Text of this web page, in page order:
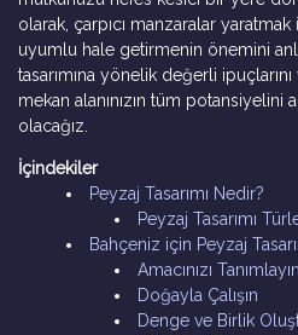
olarak, çarpıcı manzaralar
uyumlu hale getirmenin önemini
tasarımına yönelik değerli
mekan alanınızın tüm potansiyelini
olacağız.
İçindekiler
Peyzaj Tasarımı Nedir?
Peyzaj Tasarımı
Bahçeniz için Peyzaj
Amacınızı Tanımlayın
Doğayla Çalışın
Denge ve Birlik